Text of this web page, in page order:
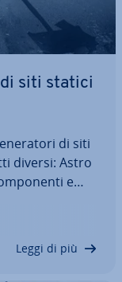
siti statici
di siti
diversi: Astro
e
di build. In
Leggi di più